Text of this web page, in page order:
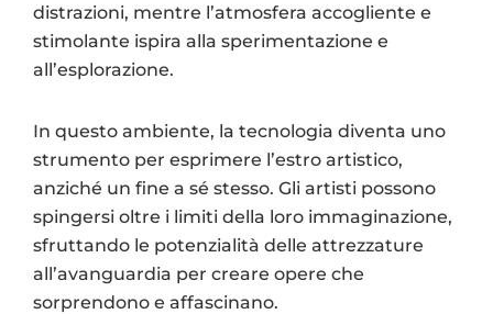
distrazioni, mentre l’atmosfera accogliente e
stimolante ispira alla sperimentazione e
all’esplorazione.
In questo ambiente, la tecnologia diventa uno
strumento per esprimere l’estro artistico,
anziché un fine a sé stesso. Gli artisti possono
spingersi oltre i limiti della loro immaginazione,
sfruttando le potenzialità delle attrezzature
all’avanguardia per creare opere che
sorprendono e affascinano.